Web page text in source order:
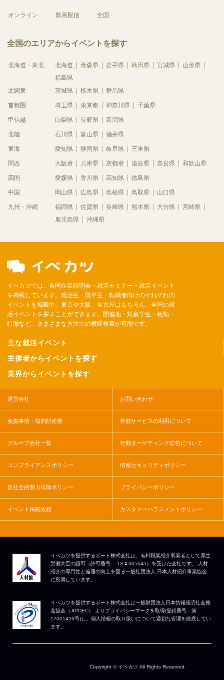
オンライン 動画配信 全国
全国のエリアからイベントを探す
北海道・東北 北海道 青森県 岩手県 秋田県 宮城県
山形県
福島県
北関東
茨城県 栃木県 群馬県
首都圏 埼玉県 東京都 神奈川県 千葉県
甲信越 山梨県 長野県 新潟県
北陸 石川県 富山県 福井県
東海 愛知県 静岡県 岐阜県 三重県
関西 大阪府 兵庫県 京都府 滋賀県 奈良県 和歌山県
四国 愛媛県 香川県 高知県 徳島県
中国 岡山県 広島県 島根県 鳥取県 山口県
九州・沖縄 福岡県 佐賀県 長崎県 熊本県 大分県
宮崎県
鹿児島県
沖縄県
イベカツでは、合同企業説明会・就活セミナー・就活イベント
を掲載しています。就活生・既卒生・転職者向けのそれぞれの
イベントを掲載中。東京や大阪、名古屋はもちろん、全国の就
活イベントを探すことができます。開催地・対象学生・種類・
特徴など、さまざまな方法での横断検索が可能です。
主な就活イベント
主催者からイベントを探す
業界からイベントを探す
運営会社 お問い合わせ
免責事項・知的財産権 外部サービスの利用について
グループ会社一覧 行動ターゲティング広告について
コンプライアンスポリシー 情報セキュリティポリシー
反社会的勢力排除ポリシー プライバシーポリシー
イベント掲載依頼 カスタマーハラスメントポリシー